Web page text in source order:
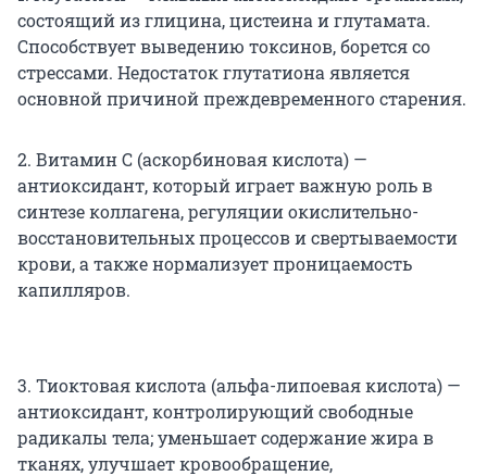
состоящий из глицина, цистеина и глутамата.
Способствует выведению токсинов, борется со
стрессами. Недостаток глутатиона является
основной причиной преждевременного старения.
2. Витамин С (аскорбиновая кислота) —
антиоксидант, который играет важную роль в
синтезе коллагена, регуляции окислительно-
восстановительных процессов и свертываемости
крови, а также нормализует проницаемость
капилляров.
3. Тиоктовая кислота (альфа-липоевая кислота) —
антиоксидант, контролирующий свободные
радикалы тела; уменьшает содержание жира в
тканях, улучшает кровообращение,